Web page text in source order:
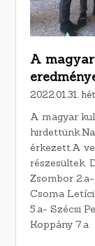
A
2022.01.31.
A magyar
érkezett.A
részesültek.
Zsombor
Csoma
5.a- Szécsi
Koppány 7.a